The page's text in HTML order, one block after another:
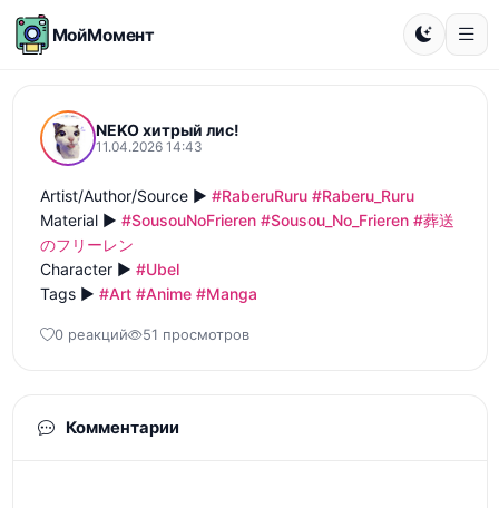
МойМомент
NEKO хитрый лис!
11.04.2026 14:43
Artist/Author/Source ► #RaberuRuru #Raberu_Ruru
Material ► #SousouNoFrieren #Sousou_No_Frieren #葬送
のフリーレン
Character ► #Ubel
Tags ► #Art #Anime #Manga
0 реакций 51 просмотров
Комментарии